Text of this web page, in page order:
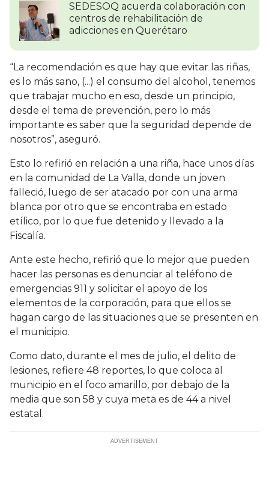
SEDESOQ acuerda colaboración con
centros de rehabilitación de
adicciones en Querétaro
“La recomendación es que hay que evitar las riñas,
es lo más sano, (...) el consumo del alcohol, tenemos
que trabajar mucho en eso, desde un principio,
desde el tema de prevención, pero lo más
importante es saber que la seguridad depende de
nosotros”, aseguró.
Esto lo refirió en relación a una riña, hace unos días
en la comunidad de La Valla, donde un joven
falleció, luego de ser atacado por con una arma
blanca por otro que se encontraba en estado
etílico, por lo que fue detenido y llevado a la
Fiscalía.
Ante este hecho, refirió que lo mejor que pueden
hacer las personas es denunciar al teléfono de
emergencias 911 y solicitar el apoyo de los
elementos de la corporación, para que ellos se
hagan cargo de las situaciones que se presenten en
el municipio.
Como dato, durante el mes de julio, el delito de
lesiones, refiere 48 reportes, lo que coloca al
municipio en el foco amarillo, por debajo de la
media que son 58 y cuya meta es de 44 a nivel
estatal.